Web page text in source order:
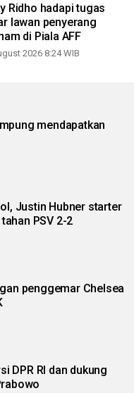
Ridho hadapi tugas
lawan penyerang
di Piala AFF
2026 8:24 WIB
mendapatkan
Justin Hubner starter
PSV 2-2
penggemar Chelsea
DPR RI dan dukung